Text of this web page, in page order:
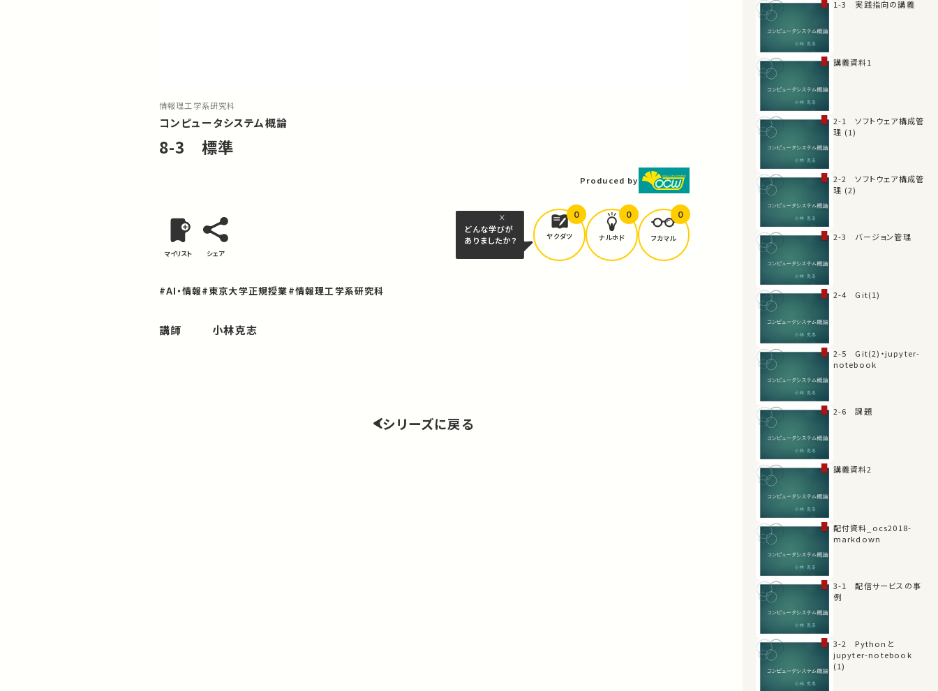
情報理工学系研究科
コンピュータシステム概論
8-3 標準
Produced by
マイリスト シェア
どんな学びが
ありましたか？
ヤクダツ
0
ナルホド
0
フカマル
0
#AI・情報#東京大学正規授業#情報理工学系研究科
講師 小林克志
シリーズに戻る
1-3 実践指向の講義
講義資料1
2-1 ソフトウェア構成管
理 (1)
2-2 ソフトウェア構成管
理 (2)
2-3 バージョン管理
2-4 Git(1)
2-5 Git(2)・jupyter-
notebook
2-6 課題
講義資料2
配付資料_ocs2018-
markdown
3-1 配信サービスの事
例
3-2 Pythonと
jupyter-notebook
(1)